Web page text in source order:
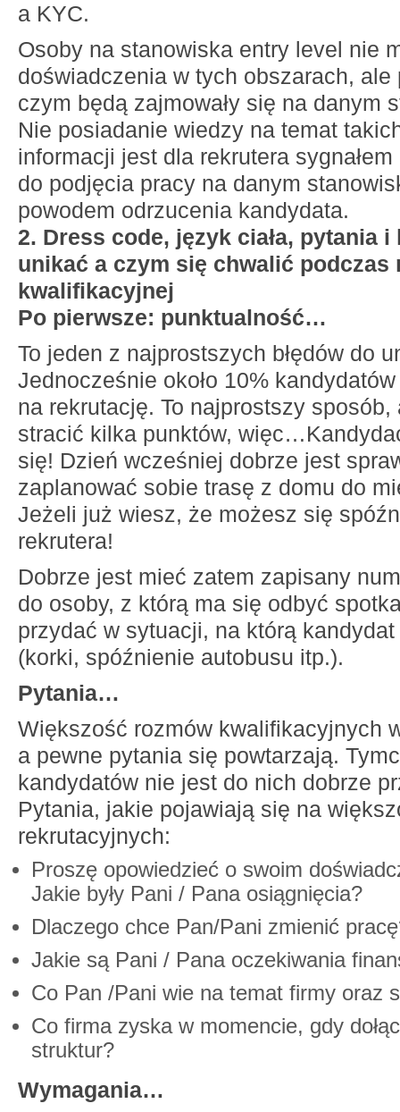
a KYC.
Osoby na stanowiska entry level nie
doświadczenia w tych obszarach,
czym będą zajmowały się na danym
Nie posiadanie wiedzy na temat
informacji jest dla rekrutera
do podjęcia pracy na danym
powodem odrzucenia kandydata.
2. Dress code, język ciała, pytania i
unikać a czym się chwalić podczas
kwalifikacyjnej
Po pierwsze: punktualność…
To jeden z najprostszych błędów do
Jednocześnie około 10%
na rekrutację. To najprostszy
stracić kilka punktów,
się! Dzień wcześniej dobrze jest
zaplanować sobie trasę z domu do
Jeżeli już wiesz, że możesz się
rekrutera!
Dobrze jest mieć zatem zapisany
do osoby, z którą ma się odbyć
przydać w sytuacji, na którą kandydat
(korki, spóźnienie autobusu itp.).
Pytania…
Większość rozmów kwalifikacyjnych
a pewne pytania się powtarzają.
kandydatów nie jest do nich dobrze
Pytania, jakie pojawiają się na
rekrutacyjnych:
Proszę opowiedzieć o swoim
Jakie były Pani / Pana osiągnięcia?
Dlaczego chce Pan/Pani zmienić
Jakie są Pani / Pana oczekiwania
Co Pan /Pani wie na temat firmy oraz
Co firma zyska w momencie, gdy
struktur?
Wymagania…